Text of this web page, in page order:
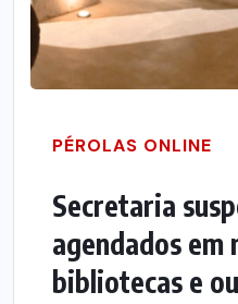
PÉROLAS ONLINE
Secretaria
agendados em
bibliotecas e